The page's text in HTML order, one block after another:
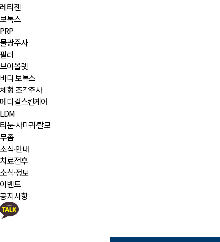
레티젠
보톡스
PRP
물광주사
필러
브이올렛
바디 보톡스
체형 조각주사
메디컬스킨케어
LDM
티눈·사마귀·탈모
무좀
소식·안내
치료전후
소식·정보
이벤트
공지사항